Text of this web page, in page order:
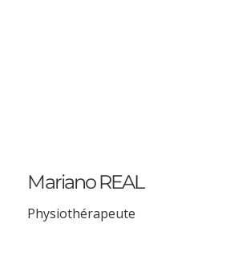
Mariano REAL
Physiothérapeute